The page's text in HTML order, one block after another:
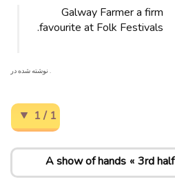
Galway Farmer a firm
favourite at Folk Festivals.
. نوشته شده در
1 / 1
3rd half
A show of hands